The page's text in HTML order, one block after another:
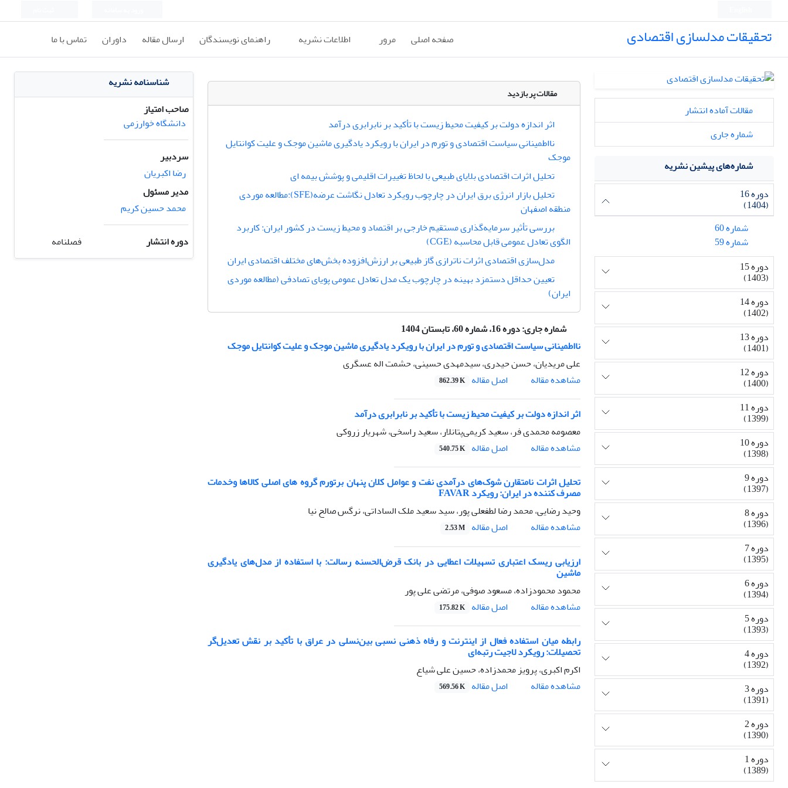
تحقیقات مدلسازی اقتصادی صفحه اصلی مرور اطلاعات نشریه راهنمای نویسندگان ارسال مقاله داوران تماس با ما
مقالات پر بازدید
اثر اندازه دولت بر کیفیت محیط زیست با تأکید بر نابرابری درآمد
نااطمینانی سیاست اقتصادی و تورم در ایران با رویکرد یادگیری ماشین موجک و علیت کوانتایل
موجک
تحلیل اثرات اقتصادی بلایای طبیعی با لحاظ تغییرات اقلیمی و پوشش بیمه‎ ای
تحلیل بازار انرژی برق ایران در چارچوب رویکرد تعادل نگاشت عرضه(SFE):مطالعه موردی
منطقه اصفهان
بررسی تأثیر سرمایه‌گذاری مستقیم خارجی بر اقتصاد و محیط زیست در کشور ایران: کاربرد
الگوی تعادل عمومی قابل محاسبه (CGE)
مدل‌سازی اقتصادی اثرات ناترازی گاز طبیعی بر ارزش‌افزوده بخش‌های مختلف اقتصادی ایران
تعیین حداقل دستمزد بهینه در چارچوب یک مدل تعادل عمومی پویای تصادفی (مطالعه موردی
ایران)
شماره جاری:دوره 16، شماره 60، تابستان 1404
نااطمینانی سیاست اقتصادی و تورم در ایران با رویکرد یادگیری ماشین موجک و علیت کوانتایل موجک
علی مریدیان، حسن حیدری، سیدمهدی حسینی، حشمت اله عسگری
مشاهده مقاله
اصل مقاله 862.39 K
اثر اندازه دولت بر کیفیت محیط زیست با تأکید بر نابرابری درآمد
معصومه محمدی فر، سعید کریمی‌پتانلار، سعید راسخی، شهریار زروکی
مشاهده مقاله
اصل مقاله 540.75 K
تحلیل اثرات نامتقارن شوک‌های درآمدی نفت و عوامل کلان پنهان برتورم گروه های اصلی کالاها وخدمات
مصرف کننده در ایران: رویکرد FAVAR
وحید رضایی، محمد رضا لطفعلی پور، سید سعید ملک الساداتی، نرگس صالح نیا
مشاهده مقاله
اصل مقاله 2.53 M
ارزیابی ریسک اعتباری تسهیلات اعطایی در بانک قرض‌الحسنه رسالت: با استفاده از مدل‌های یادگیری
ماشین
محمود محمودزاده، مسعود صوفی، مرتضی علی پور
مشاهده مقاله
اصل مقاله 175.82 K
رابطه میان استفاده فعال از اینترنت و رفاه ذهنی نسبی بین‌نسلی در عراق با تأکید بر نقش تعدیل‌گر
تحصیلات: رویکرد لاجیت رتبه‌ای
اکرم اکبری، پرویز محمدزاده، حسین علی شیاع
مشاهده مقاله
اصل مقاله 569.56 K
مقالات آماده انتشار
شماره جاری
شماره‌های پیشین نشریه
دوره 16
(1404)
شماره 60
شماره 59
دوره 15
(1403)
دوره 14
(1402)
دوره 13
(1401)
دوره 12
(1400)
دوره 11
(1399)
دوره 10
(1398)
دوره 9
(1397)
دوره 8
(1396)
دوره 7
(1395)
دوره 6
(1394)
دوره 5
(1393)
دوره 4
(1392)
دوره 3
(1391)
دوره 2
(1390)
دوره 1
(1389)
شناسنامه نشریه
صاحب امتیاز
دانشگاه خوارزمی
سردبیر
رضا اکبریان
مدیر مسئول
محمد حسین کریم
دوره انتشار
فصلنامه